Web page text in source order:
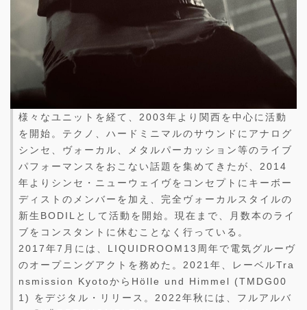
様々なユニットを経て、2003年より関西を中心に活動
を開始。テクノ、ハードミニマルのサウンドにアナログ
シンセ、ヴォーカル、メタルパーカッション等のライブ
パフォーマンスをおこない話題を集めてきたが、2014
年よりシンセ・ニューウェイヴをコンセプトにキーボー
ディストのメンバーを加え、完全ヴォーカルスタイルの
新生BODILとして活動を開始。現在まで、月数本のライ
ブをコンスタントに休むことなく行っている。
2017年7月には、LIQUIDROOM13周年で電気グルーヴ
のオープニングアクトを務めた。2021年、レーベルTra
nsmission KyotoからHölle und Himmel (TMDG00
1) をデジタル・リリース。2022年秋には、フルアルバ